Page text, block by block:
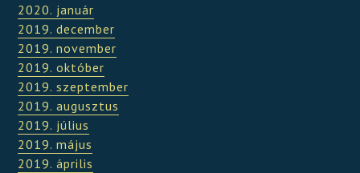
2020. január
2019. december
2019. november
2019. október
2019. szeptember
2019. augusztus
2019. július
2019. május
2019. április